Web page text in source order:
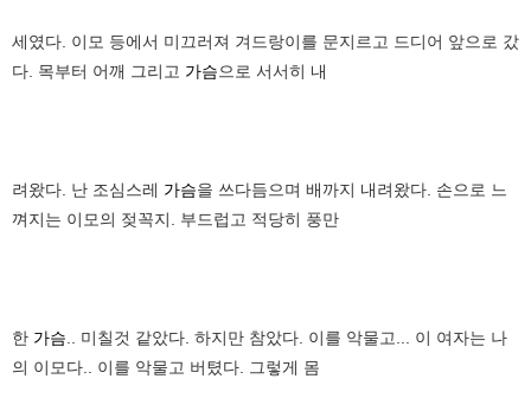
세였다. 이모 등에서 미끄러져 겨드랑이를 문지르고 드디어 앞으로 갔
다. 목부터 어깨 그리고 가슴으로 서서히 내
려왔다. 난 조심스레 가슴을 쓰다듬으며 배까지 내려왔다. 손으로 느
껴지는 이모의 젖꼭지. 부드럽고 적당히 풍만
한 가슴 .. 미칠것 같았다. 하지만 참았다. 이를 악물고... 이 여자는 나
의 이모다.. 이를 악물고 버텼다. 그렇게 몸